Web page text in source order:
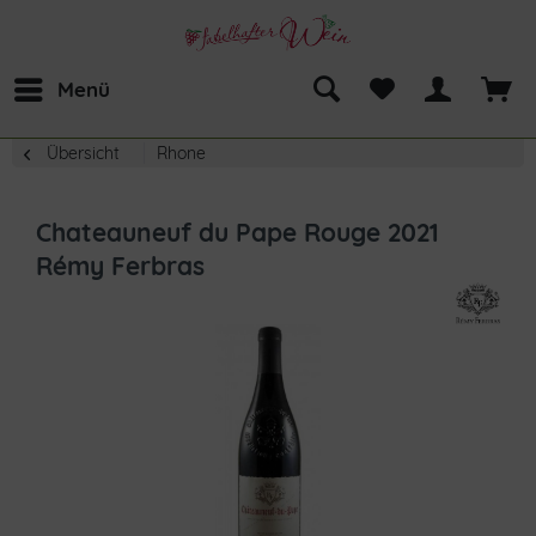
Menü
Übersicht Rhone
Chateauneuf du Pape Rouge 2021
Rémy Ferbras